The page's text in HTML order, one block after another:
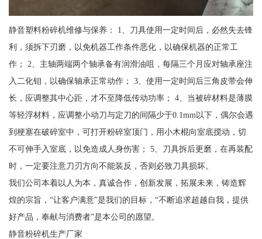
静音塑料粉碎机维修与保养： 1、刀具使用一定时间后，必然失去锋
利，须拆下刃磨，以免机器工作条件恶化，以确保机器的正常工
作； 2、主轴两端两个轴承备有润滑油咀，每隔三个月应对轴承座注
入二化钼，以确保轴承正常动作； 3、使用一定时间后三角皮带会伸
长，应调整其中心距，才不至降低传动功率； 4、当被碎材料是薄膜
等轻浮材料，应调整小动刀与定刀的间隔少于0.1mm以下，偶尔会遇
到梗塞在破碎室中，可打开粉碎室顶门，用小木棍向室底搅动，切
不可伸手入室底，以免造成人身伤害； 5、刀具拆后更磨，在再装配
时，一定要注意刀刃方向不能装反，否则必致刀具损坏。
我们公司本着以人为本，真诚合作，创新发展，拓展未来，铸造辉
煌的宗旨，“让客户满意”是我们的目标，“不断追求超越自我，提供
好产品，奉献与消费者”是本公司的愿望。
静音粉碎机生产厂家